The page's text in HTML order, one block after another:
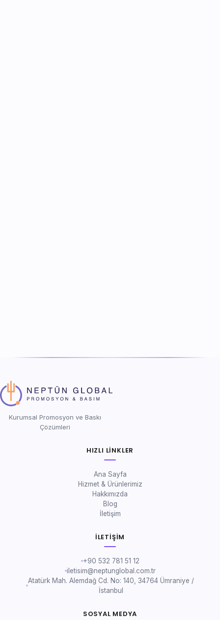
Kurumsal Promosyon ve Baskı
Çözümleri
HIZLI LINKLER
Ana Sayfa
Hizmet & Ürünlerimiz
Hakkımızda
Blog
İletişim
İLETIŞIM
+90 532 781 51 12
iletisim@neptunglobal.com.tr
Atatürk Mah. Alemdağ Cd. No: 140, 34764 Ümraniye /
İstanbul
SOSYAL MEDYA